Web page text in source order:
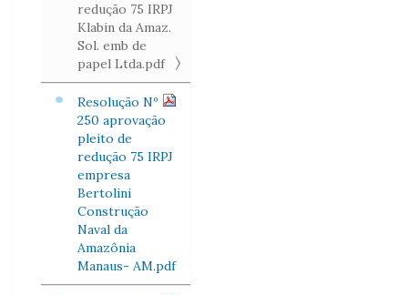
redução 75 IRPJ
Klabin da Amaz.
Sol. emb de
papel Ltda.pdf
Resolução Nº
250 aprovação
pleito de
redução 75 IRPJ
empresa
Bertolini
Construção
Naval da
Amazônia
Manaus- AM.pdf